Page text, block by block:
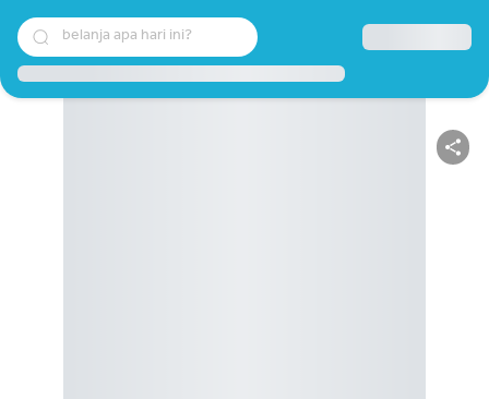
belanja apa hari ini?